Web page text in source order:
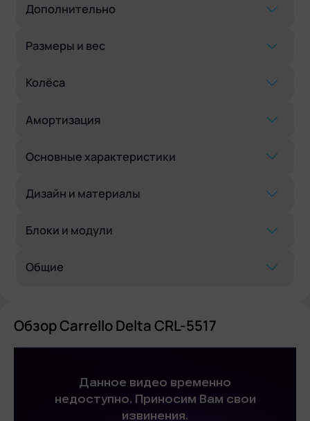
Дополнительно
Размеры и вес
Колёса
Амортизация
Основные характеристики
Дизайн и материалы
Блоки и модули
Общие
Обзор Carrello Delta CRL-5517